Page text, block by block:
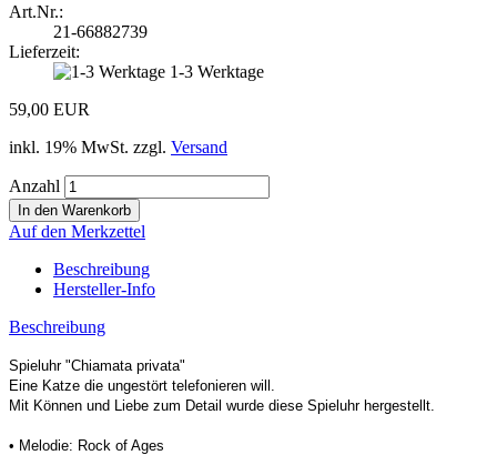
Art.Nr.:
21-66882739
Lieferzeit:
1-3 Werktage
59,00 EUR
inkl. 19% MwSt. zzgl. Versand
Anzahl
Auf den Merkzettel
Beschreibung
Hersteller-Info
Beschreibung
Spieluhr "Chiamata privata"
Eine Katze die ungestört telefonieren will.
Mit Können und Liebe zum Detail wurde diese Spieluhr hergestellt.
• Melodie: Rock of Ages